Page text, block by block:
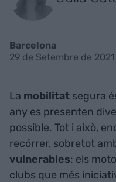
Barcelona
29 de Setembre de
La mobilitat segura
any es presenten
possible. Tot i això,
recórrer, sobretot
vulnerables: els
clubs que més